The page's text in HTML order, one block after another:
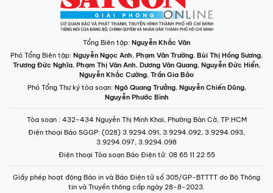
Tổng Biên tập: Nguyễn Khắc Văn
Phó Tổng Biên tập: Nguyễn Ngọc Anh, Phạm Văn Trường, Bùi Thị Hồng Sương,
Trương Đức Nghĩa, Phạm Thị Vân Anh, Dương Văn Quang, Nguyễn Đức Hiển,
Nguyễn Khắc Cường, Trần Gia Bảo
Phó Tổng Thư ký tòa soạn: Ngô Quang Trưởng, Nguyễn Chiến Dũng,
Nguyễn Phước Bình
Tòa soạn : 432-434 Nguyễn Thị Minh Khai, Phường Bàn Cờ, TP.HCM
Điện thoại Báo SGGP: (028) 3.9294.091, 3.9294.092, 3.9294.093,
3.9294.097, 3.9294.098
Điện thoại Tòa soạn Báo Điện tử: 08 65 11 22 55
Giấy phép hoạt động Báo in và Báo Điện tử số 305/GP-BTTTT do Bộ Thông
tin và Truyền thông cấp ngày 28-8-2023.